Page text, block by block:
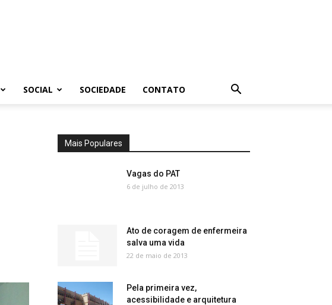
SOCIAL SOCIEDADE CONTATO
Mais Populares
Vagas do PAT
6 de julho de 2013
Ato de coragem de enfermeira
salva uma vida
22 de maio de 2013
Pela primeira vez,
acessibilidade e arquitetura